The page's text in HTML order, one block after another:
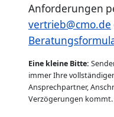
Anforderungen
vertrieb@cmo.de
Eine kleine Bitte:
immer Ihre
Ansprechpartner,
Verzögerungen kommt.